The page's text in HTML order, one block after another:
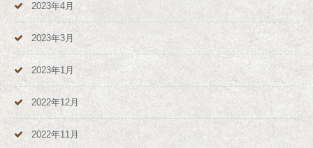
2023年4月
2023年3月
2023年1月
2022年12月
2022年11月